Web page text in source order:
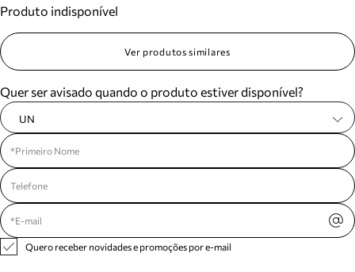
Meus pedidos
Acompanhe seus pedidos e solicite devoluções.
Produto indisponível
Ver produtos similares
Quer ser avisado quando o produto estiver disponível?
UN
Quero receber novidades e promoções por e-mail